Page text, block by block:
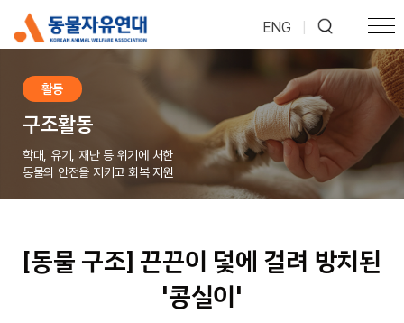
ENG
활동
구조활동
학대, 유기, 재난 등 위기에 처한
동물의 안전을 지키고 회복 지원
[동물 구조] 끈끈이 덫에 걸려 방치된
'콩실이'